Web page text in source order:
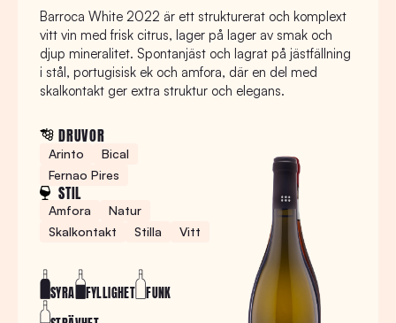
Barroca White 2022 är ett strukturerat och komplext
vitt vin med frisk citrus, lager på lager av smak och
djup mineralitet. Spontanjäst och lagrat på jästfällning
i stål, portugisisk ek och amfora, där en del med
skalkontakt ger extra struktur och elegans.
DRUVOR
Arinto
Bical
Fernao Pires
STIL
Amfora
Natur
Skalkontakt
Stilla Vitt
SYRA FYLLIGHET
FUNK